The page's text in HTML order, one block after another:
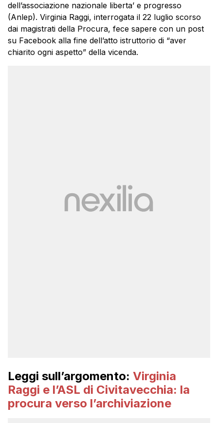
dell’associazione nazionale liberta’ e progresso
(Anlep). Virginia Raggi, interrogata il 22 luglio scorso
dai magistrati della Procura, fece sapere con un post
su Facebook alla fine dell’atto istruttorio di “aver
chiarito ogni aspetto” della vicenda.
Leggi sull’argomento: Virginia
Raggi e l’ASL di Civitavecchia: la
procura verso l’archiviazione